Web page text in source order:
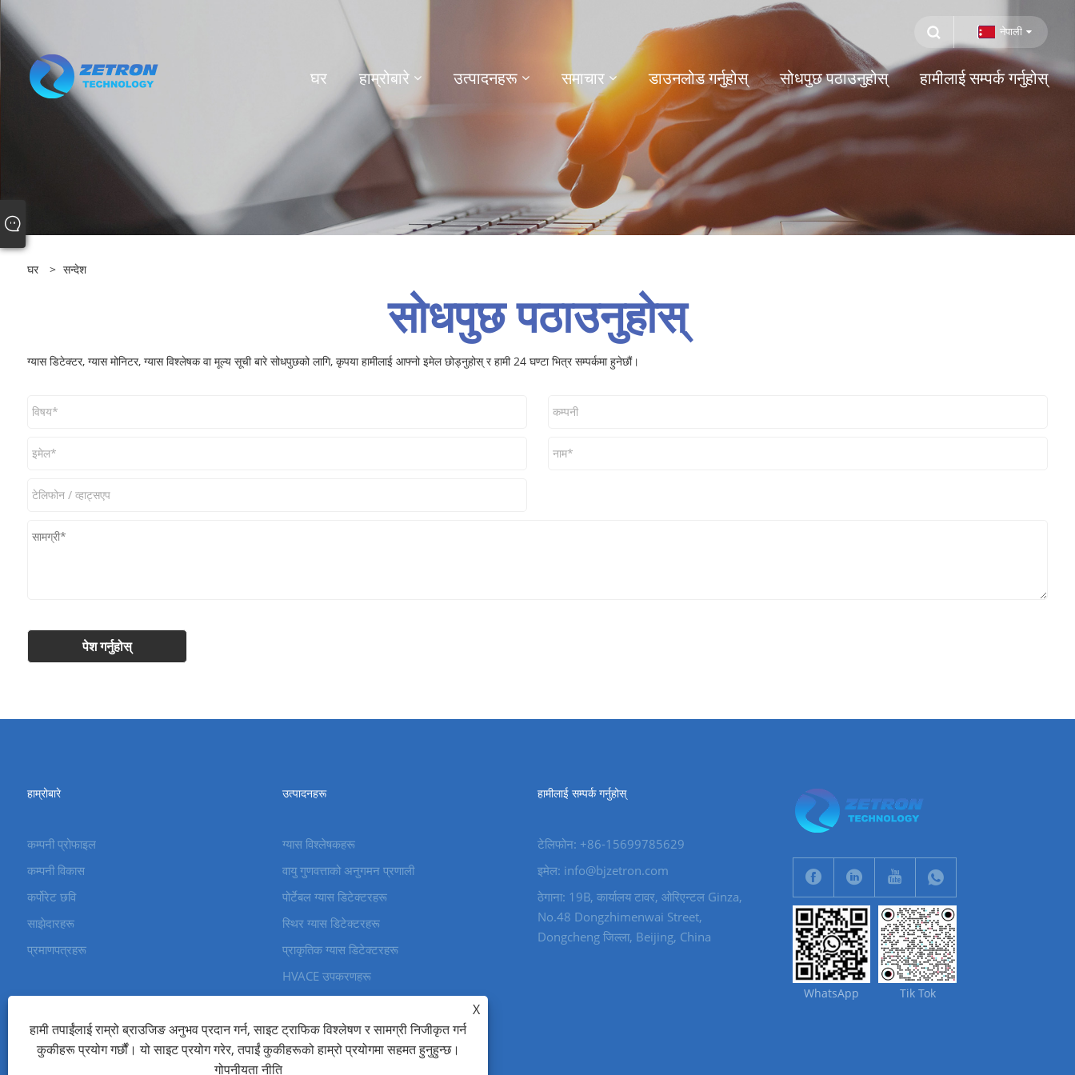
नेपाली
घर हाम्रोबारे उत्पादनहरू समाचार डाउनलोड गर्नुहोस् सोधपुछ पठाउनुहोस् हामीलाई सम्पर्क गर्नुहोस्
घर > सन्देश
सोधपुछ पठाउनुहोस्
ग्यास डिटेक्टर, ग्यास मोनिटर, ग्यास विश्लेषक वा मूल्य सूची बारे सोधपुछको लागि, कृपया हामीलाई आफ्नो इमेल छोड्नुहोस् र हामी 24 घण्टा भित्र सम्पर्कमा हुनेछौं।
हाम्रोबारे
कम्पनी प्रोफाइल
कम्पनी विकास
कर्पोरेट छवि
साझेदारहरू
प्रमाणपत्रहरू
उत्पादनहरू
ग्यास विश्लेषकहरू
वायु गुणवत्ताको अनुगमन प्रणाली
पोर्टेबल ग्यास डिटेक्टरहरू
स्थिर ग्यास डिटेक्टरहरू
प्राकृतिक ग्यास डिटेक्टरहरू
HVACE उपकरणहरू
हामीलाई सम्पर्क गर्नुहोस्
टेलिफोन: +86-15699785629
इमेल: info@bjzetron.com
ठेगाना: 19B, कार्यालय टावर, ओरिएन्टल Ginza,
No.48 Dongzhimenwai Street,
Dongcheng जिल्ला, Beijing, China
WhatsApp Tik Tok
प्रतिलिपि अधिकार © 2024 Beijing Zetron Technology Co., Ltd. सर्वाधिकार सुरक्षित।
X
हामी तपाईंलाई राम्रो ब्राउजिङ अनुभव प्रदान गर्न, साइट ट्राफिक विश्लेषण र सामग्री निजीकृत गर्न
कुकीहरू प्रयोग गर्छौं। यो साइट प्रयोग गरेर, तपाईं कुकीहरूको हाम्रो प्रयोगमा सहमत हुनुहुन्छ।
गोपनीयता नीति